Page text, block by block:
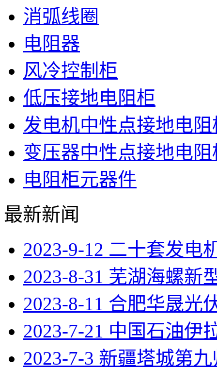
消弧线圈
电阻器
风冷控制柜
低压接地电阻柜
发电机中性点接地电阻
变压器中性点接地电阻
电阻柜元器件
最新新闻
2023-9-12 二十套发电
2023-8-31 芜湖海螺新
2023-8-11 合肥华晟光
2023-7-21 中国石油伊
2023-7-3 新疆塔城第